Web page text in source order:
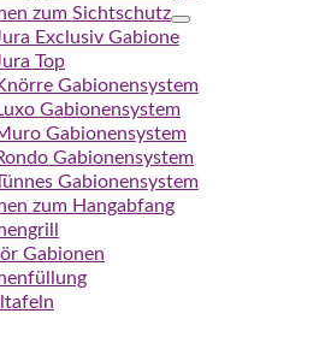
zum Sichtschutz
Exclusiv Gabione
Top
Gabionensystem
Gabionensystem
Gabionensystem
Gabionensystem
Gabionensystem
zum Hangabfang
Gabionen